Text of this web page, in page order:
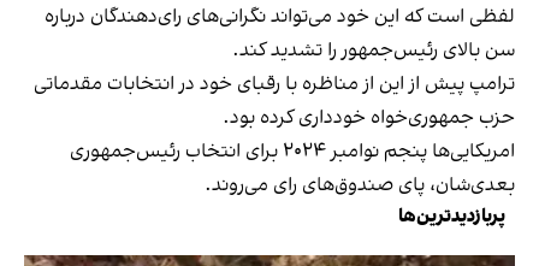
لفظی است که این خود می‌تواند نگرانی‌های رای‌دهندگان درباره
سن بالای رئیس‌جمهور را تشدید کند.
ترامپ پیش از این از مناظره با رقبای خود در انتخابات مقدماتی
حزب جمهوری‌خواه خودداری کرده بود.
امریکایی‌ها پنجم نوامبر ۲۰۲۴ برای انتخاب رئیس‌جمهوری
بعدی‌شان، پای صندوق‌های رای می‌روند.
پربازدیدترین‌ها